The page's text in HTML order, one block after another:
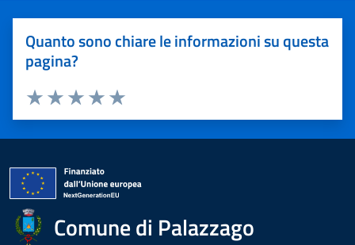
Quanto sono chiare le informazioni su questa
pagina?
Valuta 5 stelle su 5
Valuta 4 stelle su 5
Valuta 3 stelle su 5
Valuta 2 stelle su 5
Valuta 1 stelle su 5
Comune di Palazzago